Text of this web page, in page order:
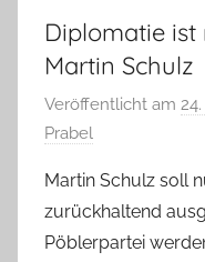
Diplomatie ist
Martin Schulz
Veröffentlicht am
Prabel
Martin Schulz soll
zurückhaltend
Pöblerpartei